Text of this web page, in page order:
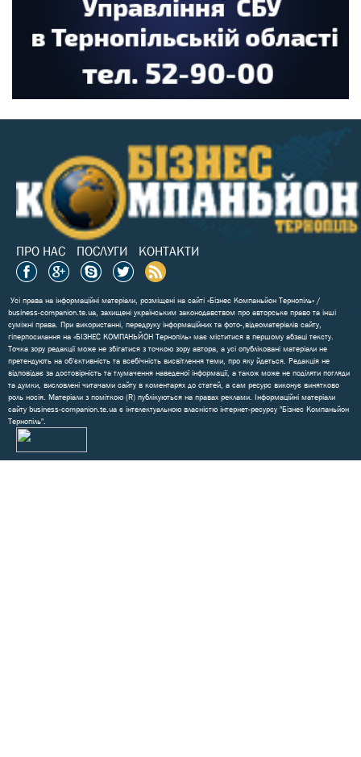
ПРО НАС ПОСЛУГИ КОНТАКТИ
Усі права на інформаційні матеріали, розміщені на сайті «Бізнес Компаньйон Тернопіль» /
business-companion.te.ua, захищені українським законодавством про авторське право та інші
суміжні права. При використанні, передруку інформаційних та фото-,відеоматеріалів сайту,
гіперпосилання на «БІЗНЕС КОМПАНЬЙОН Тернопіль» має міститися в першому абзаці тексту.
Точка зору редакції може не збігатися з точкою зору автора, а усі опубліковані матеріали не
претендують на об'єктивність та всебічність висвітлення теми, про яку йдеться. Редакція не
відповідає за достовірність та тлумачення наведеної інформації, а також може не поділяти погляди
та думки, висловлені читачами сайту в коментарях до статей, а сам ресурс виконує винятково
роль носія. Матеріали з поміткою (R) публікуються на правах реклами. Інформаційні матеріали
сайту business-companion.te.ua є інтелектуальною власністю інтернет-ресурсу "Бізнес Компаньйон
Тернопіль".